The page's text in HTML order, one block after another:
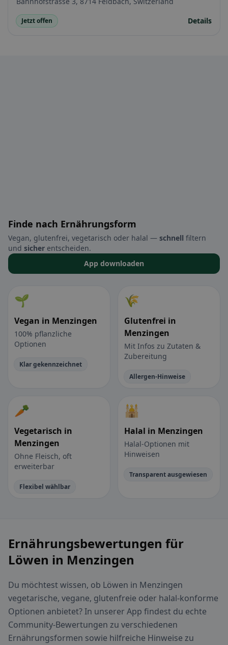
Jetzt offen Details
Finde nach Ernährungsform
Vegan, glutenfrei, vegetarisch oder halal — schnell filtern
und sicher entscheiden.
App downloaden
🌱
Vegan in Menzingen
100% pflanzliche
Optionen
Klar gekennzeichnet
🌾
Glutenfrei in
Menzingen
Mit Infos zu Zutaten &
Zubereitung
Allergen-Hinweise
🥕
Vegetarisch in
Menzingen
Ohne Fleisch, oft
erweiterbar
Flexibel wählbar
🕌
Halal in Menzingen
Halal-Optionen mit
Hinweisen
Transparent ausgewiesen
Ernährungsbewertungen für
Löwen in Menzingen
Du möchtest wissen, ob Löwen in Menzingen
vegetarische, vegane, glutenfreie oder halal-konforme
Optionen anbietet? In unserer App findest du echte
Community-Bewertungen zu verschiedenen
Ernährungsformen sowie hilfreiche Hinweise zu